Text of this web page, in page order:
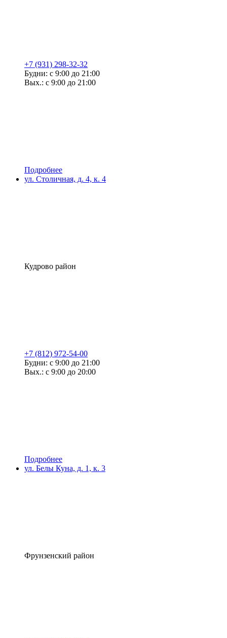
+7 (931) 298-32-32
Будни: с 9:00 до 21:00
Вых.: с 9:00 до 21:00
Подробнее
ул. Столичная, д. 4, к. 4
Кудрово район
+7 (812) 972-54-00
Будни: с 9:00 до 21:00
Вых.: с 9:00 до 20:00
Подробнее
ул. Белы Куна, д. 1, к. 3
Фрунзенский район